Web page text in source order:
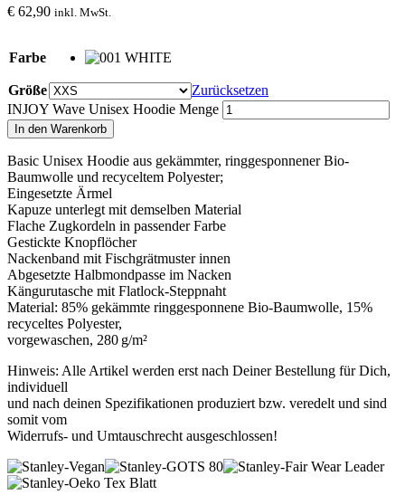
€ 62,90 inkl. MwSt.
Farbe
Größe
Zurücksetzen
INJOY Wave Unisex Hoodie Menge
In den Warenkorb
Basic Unisex Hoodie aus gekämmter, ringgesponnener Bio-
Baumwolle und recyceltem Polyester;
Eingesetzte Ärmel
Kapuze unterlegt mit demselben Material
Flache Zugkordeln in passender Farbe
Gestickte Knopflöcher
Nackenband mit Fischgrätmuster innen
Abgesetzte Halbmondpasse im Nacken
Kängurutasche mit Flatlock-Steppnaht
Material: 85% gekämmte ringgesponnene Bio-Baumwolle, 15%
recyceltes Polyester,
vorgewaschen, 280 g/m²
Hinweis: Alle Artikel werden erst nach Deiner Bestellung für Dich,
individuell
und nach deinen Spezifikationen produziert bzw. veredelt und sind
somit vom
Widerrufs- und Umtauschrecht ausgeschlossen!